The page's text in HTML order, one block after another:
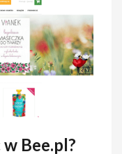
Bee.pl?